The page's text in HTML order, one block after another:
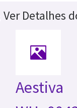
Ver Detalhes
Aestiva